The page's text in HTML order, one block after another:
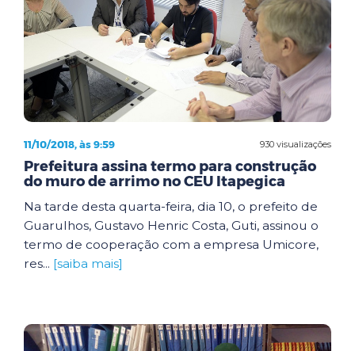
930 visualizações
11/10/2018, às 9:59
Prefeitura assina termo para construção
do muro de arrimo no CEU Itapegica
Na tarde desta quarta-feira, dia 10, o prefeito de
Guarulhos, Gustavo Henric Costa, Guti, assinou o
termo de cooperação com a empresa Umicore,
res... [saiba mais]